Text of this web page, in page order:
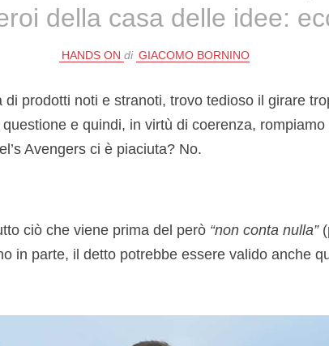
della casa delle idee:
HANDS ON di GIACOMO BORNINO
di prodotti noti e stranoti, trovo tedioso il girare
e quindi, in virtù di coerenza,
Avengers ci è piaciuta? No.
ciò che viene prima del però“non conta nulla”
in parte, il detto potrebbe essere valido anche